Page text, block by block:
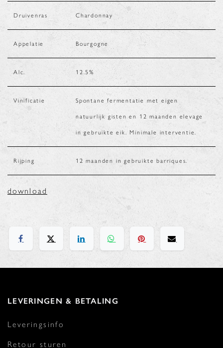
Druivenras Chardonnay
Appelatie Bourgogne
Alc. 12.5%
Vinificatie Spontane fermentatie met eigen
natuurlijk gisten en 12 maanden elevage
in gebruikte eik. Minimale interventie.
Rijping 12 maanden in gebruikte barriques.
download
LEVERINGEN & BETALING
Leveringsinfo
Retour sturen